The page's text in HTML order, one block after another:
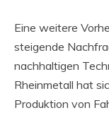
Eine weitere
steigende
nachhaltigen
Rheinmetall hat
Produktion von